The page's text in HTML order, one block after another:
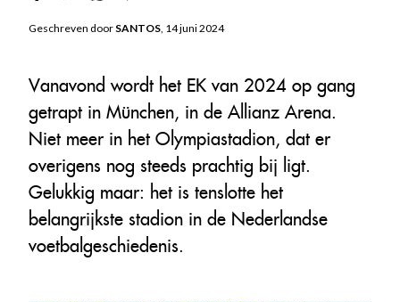
Geschreven door SANTOS, 14 juni 2024
Vanavond wordt het EK van 2024 op gang
getrapt in München, in de Allianz Arena.
Niet meer in het Olympiastadion, dat er
overigens nog steeds prachtig bij ligt.
Gelukkig maar: het is tenslotte het
belangrijkste stadion in de Nederlandse
voetbalgeschiedenis.